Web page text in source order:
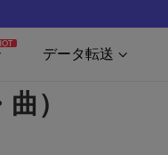
データ転送
）